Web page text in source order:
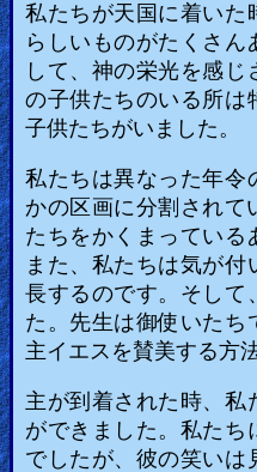
私たちが天国に着いた
らしいものがたくさ
して、神の栄光を感
の子供たちのいる所は
子供たちがいました。
私たちは異なった年令
かの区画に分割されて
たちをかくまっている
また、私たちは気が
長するのです。そして
た。先生は御使いたち
主イエスを賛美する方
主が到着された時、私
ができました。私たち
でしたが、彼の笑いは